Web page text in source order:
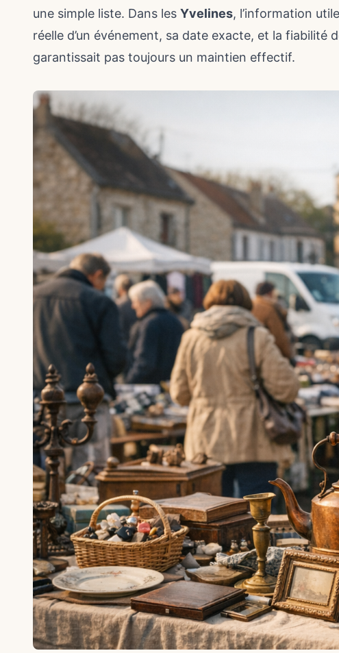
une simple liste. Dans les Yvelines, l’information
réelle d’un événement, sa date exacte, et la fiabilité
garantissait pas toujours un maintien effectif.